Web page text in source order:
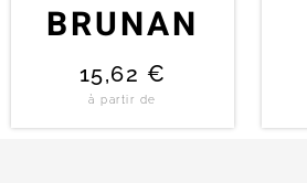
BRUNAN
15,62 €
à partir de